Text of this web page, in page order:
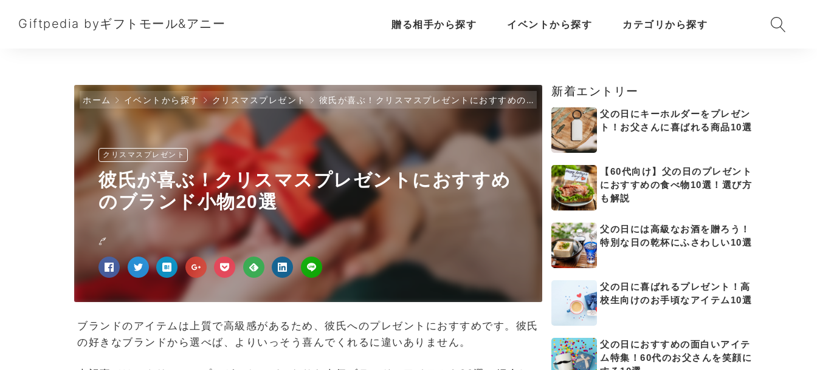
Giftpedia byギフトモール&アニー 贈る相手から探す イベントから探す カテゴリから探す
ホーム イベントから探す クリスマスプレゼント 彼氏が喜ぶ！クリスマスプレゼントにおすすめのブランド小物20選
クリスマスプレゼント
彼氏が喜ぶ！クリスマスプレゼントにおすすめ
のブランド小物20選
ブランドのアイテムは上質で高級感があるため、彼氏へのプレゼントにおすすめです。彼氏
の好きなブランドから選べば、よりいっそう喜んでくれるに違いありません。
新着エントリー
父の日にキーホルダーをプレゼン
ト！お父さんに喜ばれる商品10選
【60代向け】父の日のプレゼント
におすすめの食べ物10選！選び方
も解説
父の日には高級なお酒を贈ろう！
特別な日の乾杯にふさわしい10選
父の日に喜ばれるプレゼント！高
校生向けのお手頃なアイテム10選
父の日におすすめの面白いアイテ
ム特集！60代のお父さんを笑顔に